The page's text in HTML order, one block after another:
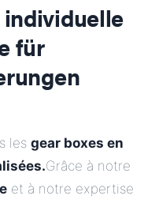
individuelle
für
les gear boxes en
Grâce à notre
et à notre expertise